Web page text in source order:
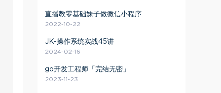
直播教零基础妹子做微信小程序
2022-10-22
JK-操作系统实战45讲
2024-02-16
go开发工程师「完结无密」
2023-11-23